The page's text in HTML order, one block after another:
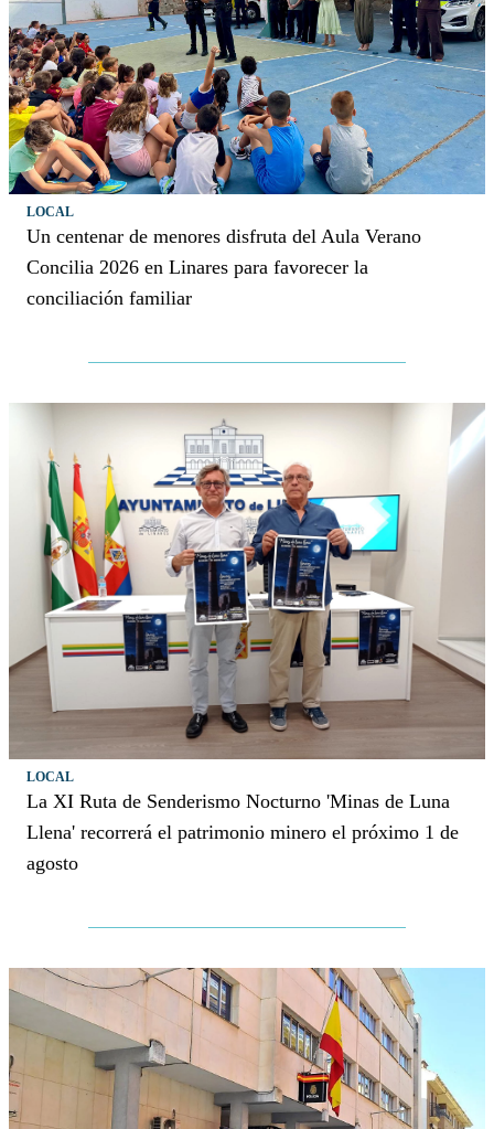
LOCAL
Un centenar de menores disfruta del Aula Verano
Concilia 2026 en Linares para favorecer la
conciliación familiar
LOCAL
La XI Ruta de Senderismo Nocturno 'Minas de Luna
Llena' recorrerá el patrimonio minero el próximo 1 de
agosto